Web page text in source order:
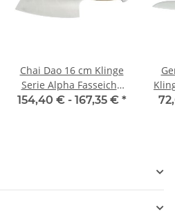
Chai Dao 16 cm Klinge
Serie Alpha Fasseiche
von Güde
154,40 € - 167,35 € *